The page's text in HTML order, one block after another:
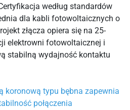
według standardów
dla kabli fotowoltaicznych o
złącza opiera się na 25-
elektrowni fotowoltaicznej i
stabilną wydajność kontaktu
koronową typu bębna zapewnia
połączenia